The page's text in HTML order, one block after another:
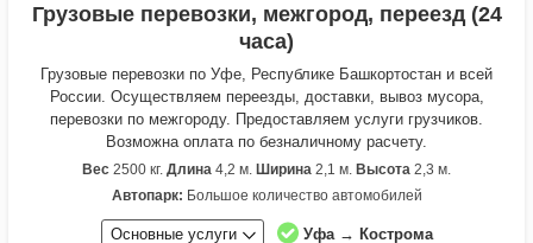
Грузовые перевозки, межгород, переезд (24
часа)
Грузовые перевозки по Уфе, Республике Башкортостан и всей
России. Осуществляем переезды, доставки, вывоз мусора,
перевозки по межгороду. Предоставляем услуги грузчиков.
Возможна оплата по безналичному расчету.
Вес 2500 кг. Длина 4,2 м. Ширина 2,1 м. Высота 2,3 м.
Автопарк: Большое количество автомобилей
Основные услуги Уфа → Кострома